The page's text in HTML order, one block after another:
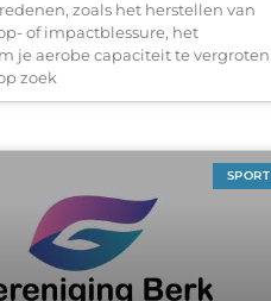
zoals het herstellen van
of impactblessure, het
je aerobe capaciteit te vergroten
zoek
SPORT